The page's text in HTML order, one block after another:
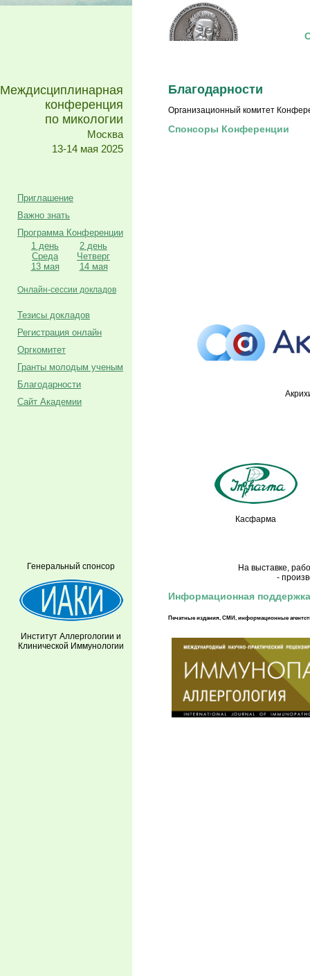
Междисциплинарная
конференция
по микологии
Москва
13-14 мая 2025
Приглашение
Важно знать
Программа Конференции
1 день
Среда
13 мая
2 день
Четверг
14 мая
Онлайн-сессии докладов
Тезисы докладов
Регистрация онлайн
Оргкомитет
Гранты молодым ученым
Благодарности
Сайт Академии
Генеральный спонсор
Институт Аллергологии и
Клинической Иммунологии
Благодарности
Организационный комитет
Спонсоры Конференции
Касфарма
На выставке,
-
Информационная поддержка
Печатные издания, СМИ, информационные